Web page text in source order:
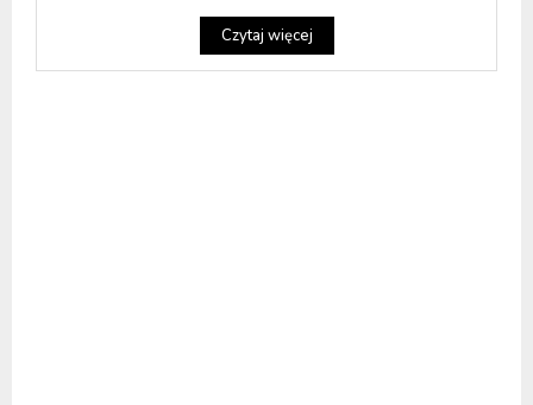
Czytaj więcej